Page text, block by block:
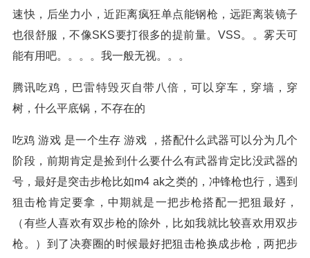
速快，后坐力小，近距离疯狂单点能钢枪，远距离装镜子
也很舒服，不像SKS要打很多的提前量。VSS。。雾天可
能有用吧。。。。我一般无视。。。
腾讯吃鸡，巴雷特毁灭自带八倍，可以穿车，穿墙，穿
树，什么平底锅，不存在的
吃鸡 游戏 是一个生存 游戏 ，搭配什么武器可以分为几个
阶段，前期肯定是捡到什么要什么有武器肯定比没武器的
号，最好是突击步枪比如m4 ak之类的，冲锋枪也行，遇到
狙击枪肯定要拿，中期就是一把步枪搭配一把狙最好，
（有些人喜欢有双步枪的除外，比如我就比较喜欢用双步
枪。）到了决赛圈的时候最好把狙击枪换成步枪，两把步